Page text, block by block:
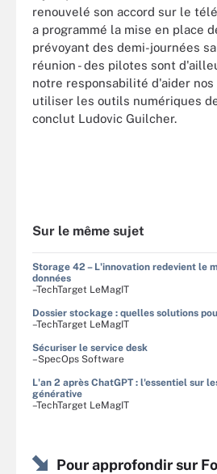
renouvelé son accord sur le
a programmé la mise en place
prévoyant des demi-journées
réunion - des pilotes sont
notre responsabilité d'aider
utiliser les outils numériques
conclut Ludovic Guilcher.
Sur le même sujet
Storage 42 – L'innovation redevient le
données
–TechTarget LeMagIT
Dossier stockage : quelles solutions
–TechTarget LeMagIT
Sécuriser le service desk
–SpecOps Software
L'an 2 après ChatGPT : l'essentiel sur
générative
–TechTarget LeMagIT
Pour approfondir sur